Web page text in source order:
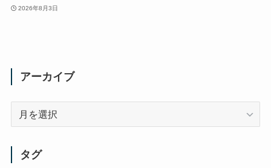
2026年8月3日
アーカイブ
タグ